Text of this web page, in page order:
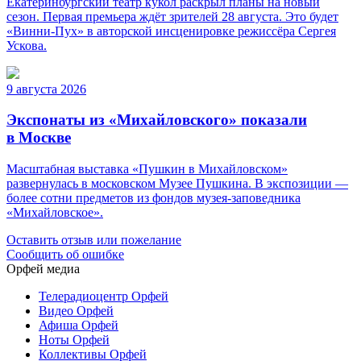
сезон. Первая премьера ждёт зрителей 28 августа. Это будет
«Винни-Пух» в авторской инсценировке режиссёра Сергея
Ускова.
9 августа 2026
Экспонаты из «Михайловского» показали
в Москве
Масштабная выставка «Пушкин в Михайловском»
развернулась в московском Музее Пушкина. В экспозиции —
более сотни предметов из фондов музея-заповедника
«Михайловское».
Оставить отзыв или пожелание
Сообщить об ошибке
Орфей медиа
Телерадиоцентр Орфей
Видео Орфей
Афиша Орфей
Ноты Орфей
Коллективы Орфей